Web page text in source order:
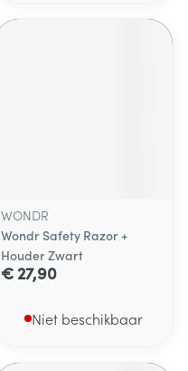
WONDR
Wondr Safety Razor +
Houder Zwart
€ 27,90
Niet beschikbaar